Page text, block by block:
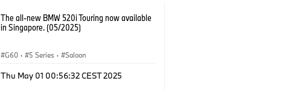
The all-new BMW 520i Touring now available
in Singapore. (05/2025)
G60 · 5 Series · Saloon
Thu May 01 00:56:32 CEST 2025